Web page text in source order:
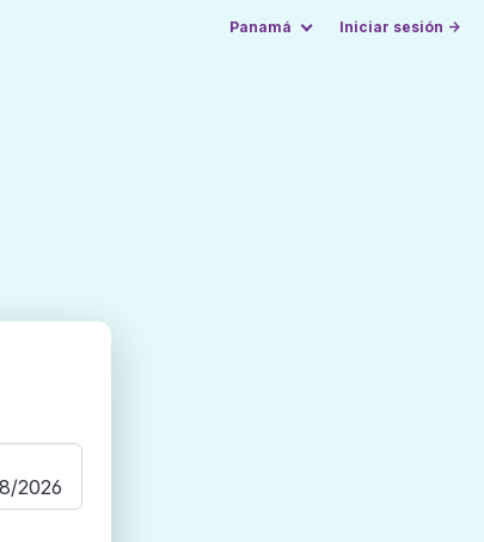
Panamá Iniciar sesión →